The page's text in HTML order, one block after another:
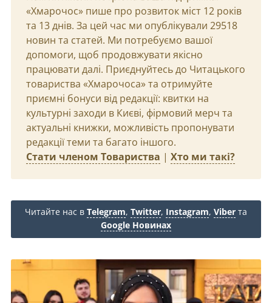
«Хмарочос» пише про розвиток міст 12 років
та 13 днів. За цей час ми опублікували 29518
новин та статей. Ми потребуємо вашої
допомоги, щоб продовжувати якісно
працювати далі. Приєднуйтесь до Читацького
товариства «Хмарочоса» та отримуйте
приємні бонуси від редакції: квитки на
культурні заходи в Києві, фірмовий мерч та
актуальні книжки, можливість пропонувати
редакції теми та багато іншого.
Стати членом Товариства | Хто ми такі?
Читайте нас в Telegram, Twitter, Instagram, Viber та
Google Новинах